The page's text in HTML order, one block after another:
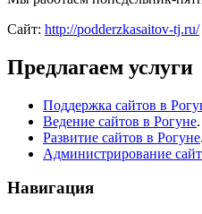
Сайт: http://podderzkasaitov-tj.ru/
Предлагаем услуги
Поддержка сайтов в
Ведение сайтов в Рогуне.
Развитие сайтов в Рогуне.
Администрирование
Навигация